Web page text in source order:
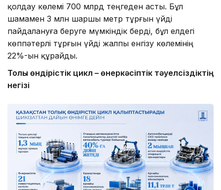
қолдау көлемі 700 млрд теңгеден асты. Бұл
шамамен 3 млн шаршы метр тұрғын үйді
пайдалануға беруге мүмкіндік берді, бұл елдегі
көппәтерлі тұрғын үйді жалпы енгізу көлемінің
22%-ын құрайды.
Толық өндірістік цикл – өнеркәсіптік тәуелсіздіктің
негізі